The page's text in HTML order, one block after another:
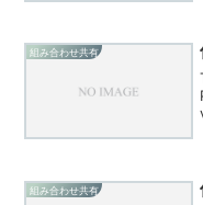
組み合わせ共有
組み合わせ共有